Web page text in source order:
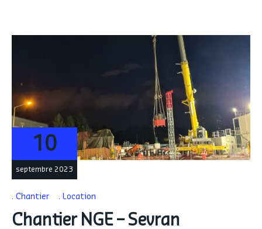
10
septembre 2023
Chantier Location
Chantier NGE – Sevran